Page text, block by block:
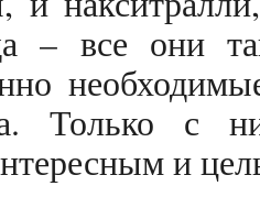
– все они
Только с
и